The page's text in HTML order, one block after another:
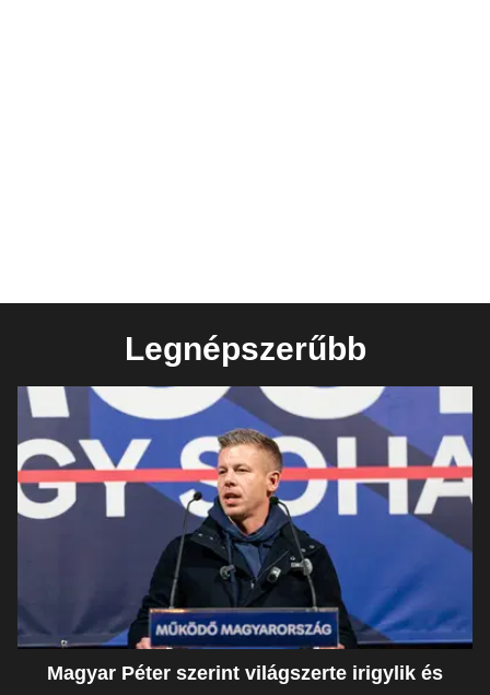
Legnépszerűbb
Magyar Péter szerint világszerte irigylik és